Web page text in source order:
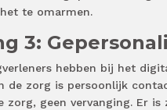
te omarmen.
3:
hebben bij het
de zorg is persoonlijk
zorg, geen vervanging. Er